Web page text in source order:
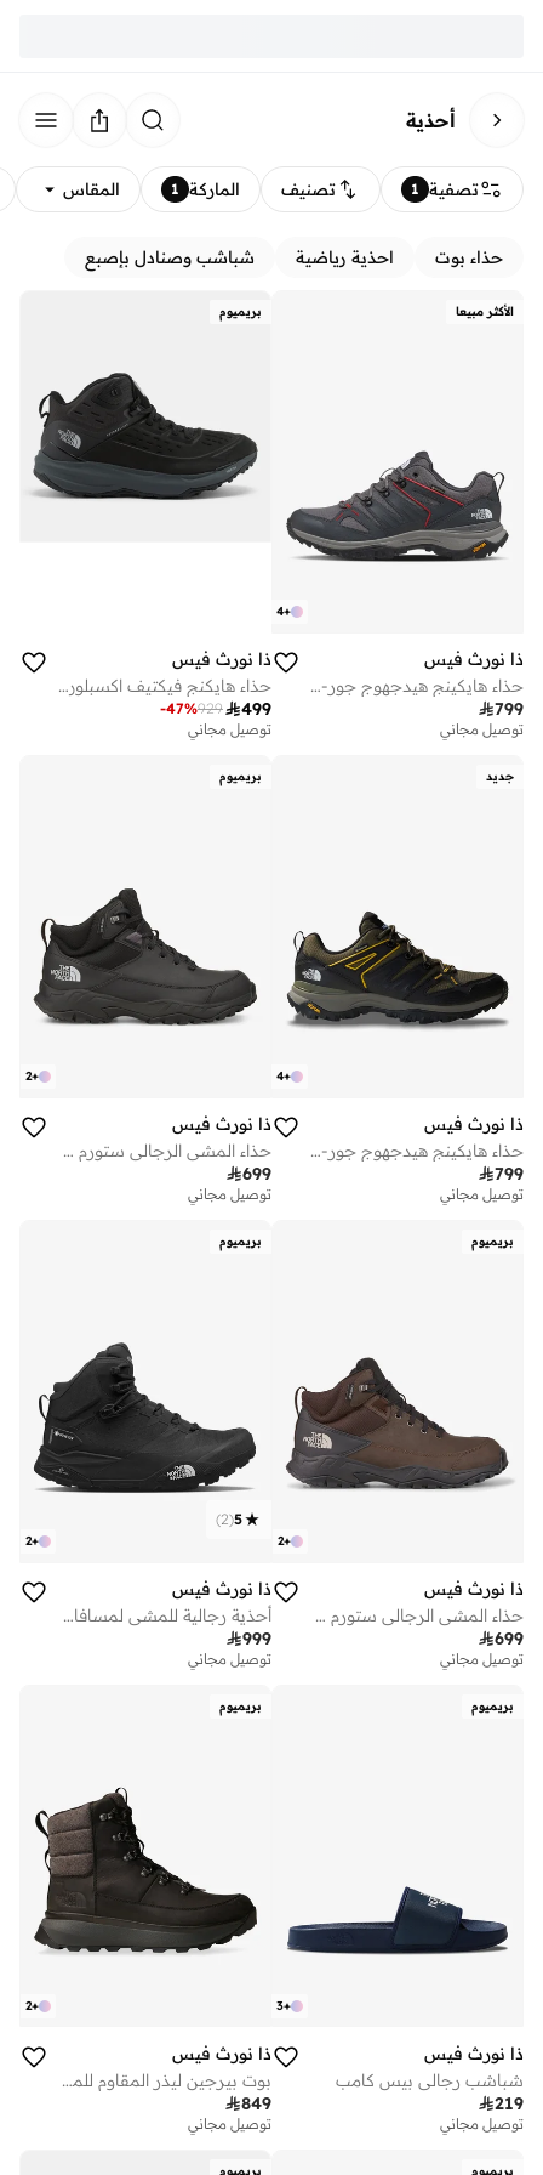
أحذية
تصفية 1 تصنيف الماركة 1 المقاس
حذاء بوت احذية رياضية شباشب وصنادل بإصبع
الأكثر مبيعا
+
4
ذا نورث فيس
حذاء هايكينج هيدجهوج جور-تكس للرجال
799
توصيل مجاني
بريميوم
ذا نورث فيس
حذاء هايكنج فيكتيف اكسبلوريس 2 متوسط الارتفاع فيوتشرلايت للرجال
499
929
-47%
توصيل مجاني
جديد
+
4
ذا نورث فيس
حذاء هايكينج هيدجهوج جور-تكس للرجال
799
توصيل مجاني
بريميوم
+
2
ذا نورث فيس
حذاء المشي الرجالي ستورم سترايك
699
توصيل مجاني
على وشك النفاد
على وشك النفاد
بريميوم
+
2
ذا نورث فيس
حذاء المشي الرجالي ستورم سترايك
699
توصيل مجاني
بريميوم
+
2
5
(
2
)
ذا نورث فيس
أحذية رجالية للمشي لمسافات طويلة مقاومة للماء
999
توصيل مجاني
بريميوم
+
3
ذا نورث فيس
شباشب رجالي بيس كامب
219
توصيل مجاني
بريميوم
+
2
ذا نورث فيس
بوت بيرجين ليذر المقاوم للماء سنو للرجال
849
توصيل مجاني
بريميوم بريميوم